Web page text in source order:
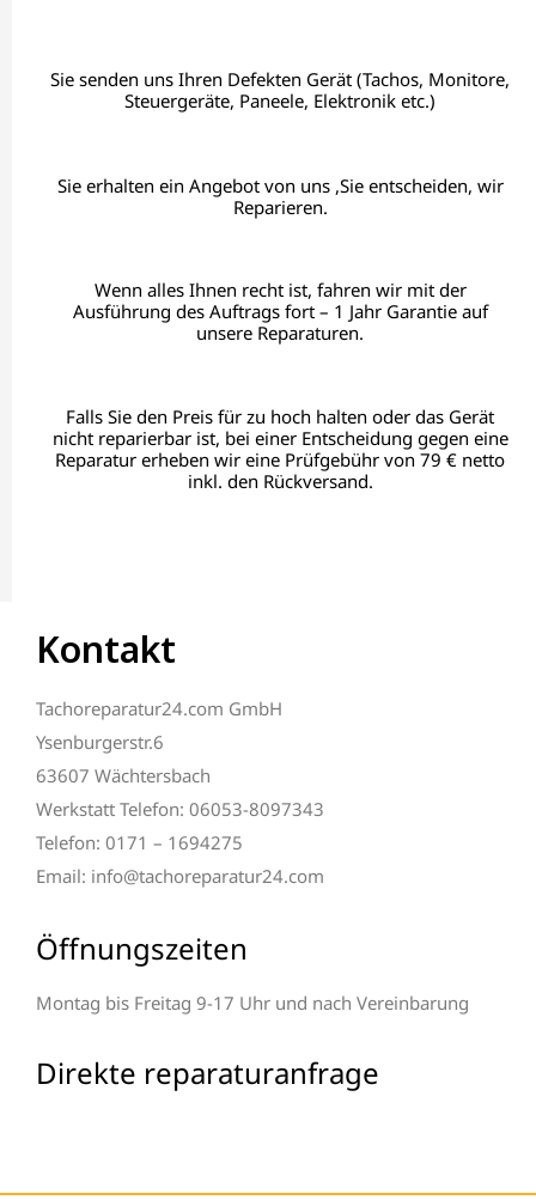
Sie senden uns Ihren Defekten Gerät (Tachos, Monitore,
Steuergeräte, Paneele, Elektronik etc.)
Sie erhalten ein Angebot von uns ,Sie entscheiden, wir
Reparieren.
Wenn alles Ihnen recht ist, fahren wir mit der
Ausführung des Auftrags fort – 1 Jahr Garantie auf
unsere Reparaturen.
Falls Sie den Preis für zu hoch halten oder das Gerät
nicht reparierbar ist, bei einer Entscheidung gegen eine
Reparatur erheben wir eine Prüfgebühr von 79 € netto
inkl. den Rückversand.
Kontakt
Tachoreparatur24.com GmbH
Ysenburgerstr.6
63607 Wächtersbach
Werkstatt Telefon: 06053-8097343
Telefon: 0171 – 1694275
Email: info@tachoreparatur24.com
Öffnungszeiten
Montag bis Freitag 9-17 Uhr und nach Vereinbarung
Direkte reparaturanfrage